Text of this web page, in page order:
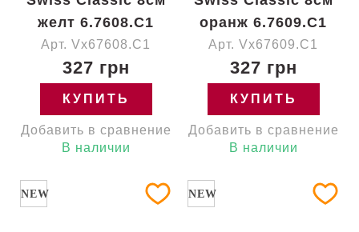
желт 6.7608.C1
Арт. Vx67608.C1
327 грн
КУПИТЬ
Добавить в сравнение
В наличии
оранж 6.7609.C1
Арт. Vx67609.C1
327 грн
КУПИТЬ
Добавить в сравнение
В наличии
NEW NEW